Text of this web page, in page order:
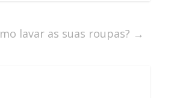
lavar as suas roupas? →